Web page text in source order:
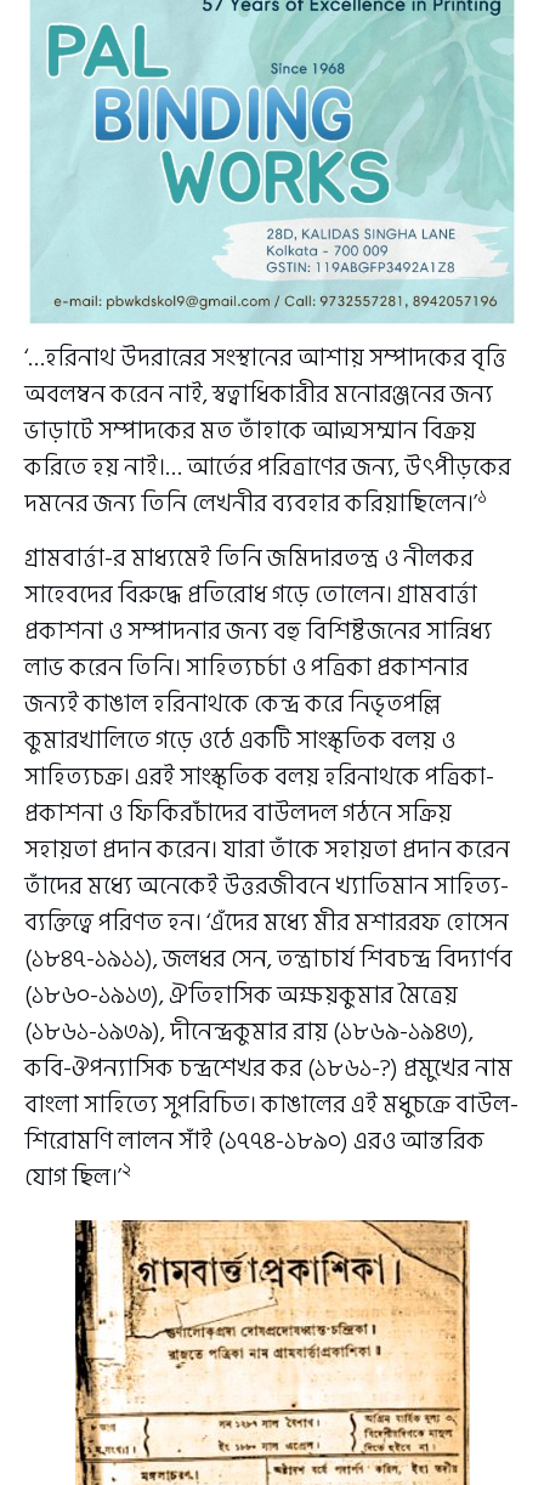
‘…হরিনাথ উদরান্নের সংস্থানের আশায় সম্পাদকের বৃত্তি
অবলম্বন করেন নাই, স্বত্বাধিকারীর মনোরঞ্জনের জন্য
ভাড়াটে সম্পাদকের মত তাঁহাকে আত্মসম্মান বিক্রয়
করিতে হয় নাই।… আর্তের পরিত্রাণের জন্য, উৎপীড়কের
দমনের জন্য তিনি লেখনীর ব্যবহার করিয়াছিলেন।’১
গ্রামবার্ত্তা-র মাধ্যমেই তিনি জমিদারতন্ত্র ও নীলকর
সাহেবদের বিরুদ্ধে প্রতিরোধ গড়ে তোলেন। গ্রামবার্ত্তা
প্রকাশনা ও সম্পাদনার জন্য বহু বিশিষ্টজনের সান্নিধ্য
লাভ করেন তিনি। সাহিত্যচর্চা ও পত্রিকা প্রকাশনার
জন্যই কাঙাল হরিনাথকে কেন্দ্র করে নিভৃতপল্লি
কুমারখালিতে গড়ে ওঠে একটি সাংস্কৃতিক বলয় ও
সাহিত্যচক্র। এরই সাংস্কৃতিক বলয় হরিনাথকে পত্রিকা-
প্রকাশনা ও ফিকিরচাঁদের বাউলদল গঠনে সক্রিয়
সহায়তা প্রদান করেন। যারা তাঁকে সহায়তা প্রদান করেন
তাঁদের মধ্যে অনেকেই উত্তরজীবনে খ্যাতিমান সাহিত্য-
ব্যক্তিত্বে পরিণত হন। ‘এঁদের মধ্যে মীর মশাররফ হোসেন
(১৮৪৭-১৯১১), জলধর সেন, তন্ত্রাচার্য শিবচন্দ্র বিদ্যার্ণব
(১৮৬০-১৯১৩), ঐতিহাসিক অক্ষয়কুমার মৈত্রেয়
(১৮৬১-১৯৩৯), দীনেন্দ্রকুমার রায় (১৮৬৯-১৯৪৩),
কবি-ঔপন্যাসিক চন্দ্রশেখর কর (১৮৬১-?) প্রমুখের নাম
বাংলা সাহিত্যে সুপরিচিত। কাঙালের এই মধুচক্রে বাউল-
শিরোমণি লালন সাঁই (১৭৭৪-১৮৯০) এরও আন্তরিক
যোগ ছিল।’২